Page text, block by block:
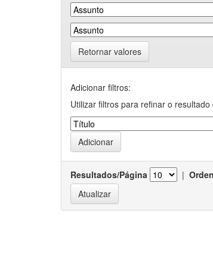
Retornar valores
Adicionar filtros:
Utilizar filtros para refinar o resultado
Resultados/Página |